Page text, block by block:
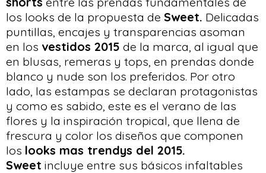
los looks de la propuesta de Sweet. Delicadas
puntillas, encajes y transparencias asoman
en los vestidos 2015 de la marca, al igual que
en blusas, remeras y tops, en prendas donde
blanco y nude son los preferidos. Por otro
lado, las estampas se declaran protagonistas
y como es sabido, este es el verano de las
flores y la inspiración tropical, que llena de
frescura y color los diseños que componen
los looks mas trendys del 2015.
Sweet incluye entre sus básicos infaltables